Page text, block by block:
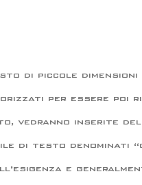
di piccole
per essere
vedranno inserite
di testo denominati
e